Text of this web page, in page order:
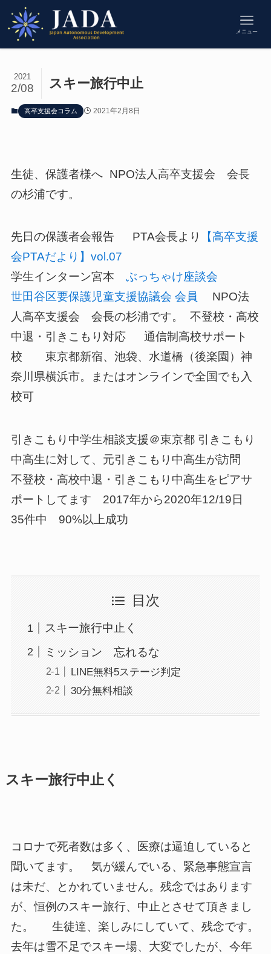
メニュー
スキー旅行中止
2021
2/08
高卒支援会コラム 2021年2月8日
生徒、保護者様へ NPO法人高卒支援会 会長
の杉浦です。
先日の保護者会報告 PTA会長より
【高卒支援
会PTAだより】vol.07
学生インターン宮本 ぶっちゃけ座談会
世田谷区要保護児童支援協議会 会員
NPO法
人高卒支援会 会長の杉浦です。 不登校・高校
中退・引きこもり対応 通信制高校サポート
校 東京都新宿、池袋、水道橋（後楽園）神
奈川県横浜市。またはオンラインで全国でも入
校可
引きこもり中学生相談支援＠東京都 引きこもり
中高生に対して、元引きこもり中高生が訪問
不登校・高校中退・引きこもり中高生をピアサ
ポートしてます 2017年から2020年12/19日
35件中 90%以上成功
目次
スキー旅行中止く
ミッション 忘れるな
LINE無料5ステージ判定
30分無料相談
スキー旅行中止く
コロナで死者数は多く、医療は逼迫していると
聞いてます。 気が緩んでいる、緊急事態宣言
は未だ、とかれていません。残念ではあります
が、恒例のスキー旅行、中止とさせて頂きまし
た。 生徒達、楽しみにしていて、残念です。
去年は雪不足でスキー場、大変でしたが、今年